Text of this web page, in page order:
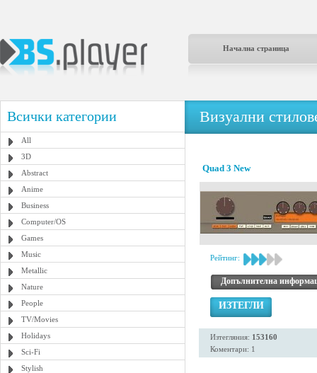
Начална страница
Всички категории
All
3D
Abstract
Anime
Business
Computer/OS
Games
Music
Metallic
Nature
People
TV/Movies
Holidays
Sci-Fi
Stylish
Визуални
Quad 3 New
Рейтинг:
Допълнителна
ИЗТЕГЛИ
Изтегляния: 153160
Коментари: 1